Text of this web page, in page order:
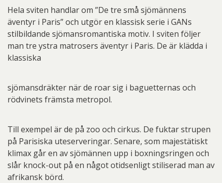
Hela sviten handlar om ”De tre små sjömännens
äventyr i Paris” och utgör en klassisk serie i GANs
stilbildande sjömansromantiska motiv. I sviten följer
man tre ystra matrosers äventyr i Paris. De är klädda i
klassiska
sjömansdräkter när de roar sig i baguetternas och
rödvinets främsta metropol.
Till exempel är de på zoo och cirkus. De fuktar strupen
på Parisiska uteserveringar. Senare, som majestätiskt
klimax går en av sjömännen upp i boxningsringen och
slår knock-out på en något otidsenligt stiliserad man av
afrikansk börd.